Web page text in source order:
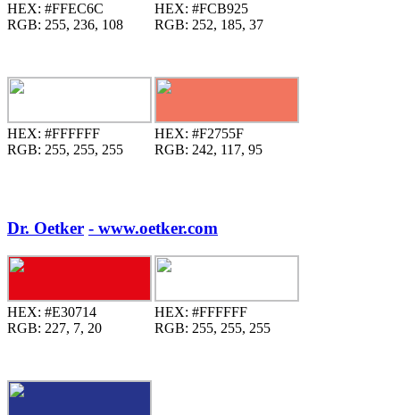
HEX: #FFEC6C
RGB: 255, 236, 108
HEX: #FCB925
RGB: 252, 185, 37
HEX: #FFFFFF
RGB: 255, 255, 255
HEX: #F2755F
RGB: 242, 117, 95
Dr. Oetker - www.oetker.com
HEX: #E30714
RGB: 227, 7, 20
HEX: #FFFFFF
RGB: 255, 255, 255